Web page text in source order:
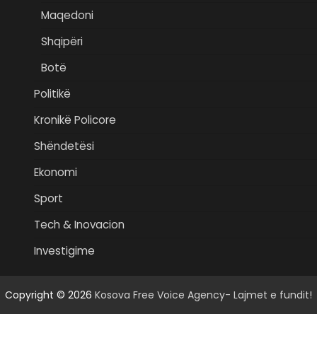
Maqedoni
Shqipëri
Botë
Politikë
Kronikë Policore
Shëndetësi
Ekonomi
Sport
Tech & Inovacion
Investigime